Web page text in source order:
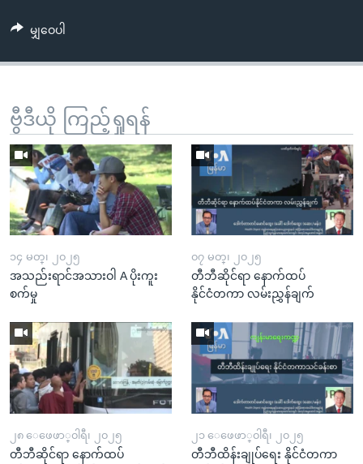
မျှဝေပါ
ဗွီဒီယို ကြည့်ရှုရန်
၁၄ မတ္၊ ၂၀၂၅
အသည်းရာင်အသားဝါ A ပိုးကူး
စက်မှု
၀၇ မတ္၊ ၂၀၂၅
တီဘီဆိုင်ရာ နောက်ထပ်
နိုင်ငံတကာ လမ်းညွှန်ချက်
၂၈ ေဖေဖာ္၀ါရီ၊ ၂၀၂၅
တီဘီဆိုင်ရာ နောက်ထပ်
၂၁ ေဖေဖာ္၀ါရီ၊ ၂၀၂၅
တီဘီထိန်းချုပ်ရေး နိုင်ငံတကာ